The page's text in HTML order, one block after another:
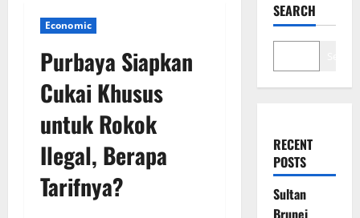
Economic
Purbaya Siapkan
Cukai Khusus
untuk Rokok
Ilegal, Berapa
Tarifnya?
SEARCH
RECENT
POSTS
Sultan
Brunei